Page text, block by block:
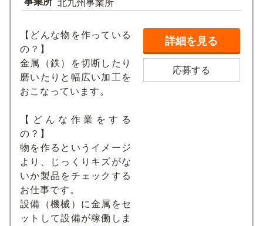
北九州事業所
【どんな物を作っている
の？】
金属（鉄）を切断したり
磨いたりと幅広い加工を
おこなっています。
【どんな作業をする
の？】
物を作るというイメージ
より、じっくりキズがな
いか製品をチェックする
お仕事です。
設備（機械）に金属をセ
ットして設備が稼働しま
詳細を見る
応募する